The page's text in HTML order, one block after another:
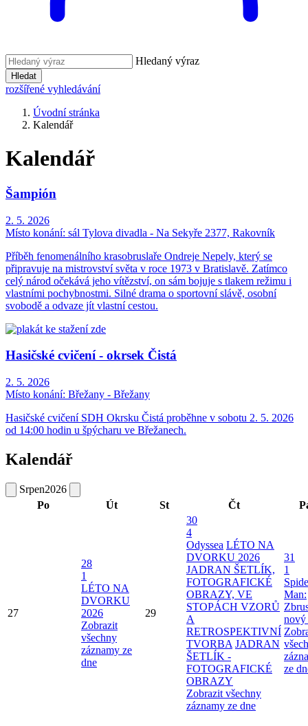
Hledaný výraz
Hledat
rozšířené vyhledávání
Úvodní stránka
Kalendář
Kalendář
Šampión
2. 5. 2026
Místo konání: sál Tylova divadla - Na Sekyře 2377, Rakovník
Příběh fenomenálního krasobruslaře Ondreje Nepely, který se
připravuje na mistrovství světa v roce 1973 v Bratislavě. Zatímco
celý národ očekává jeho vítězství, on sám bojuje s tlakem režimu i
vlastními pochybnostmi. Silné drama o sportovní slávě, osobní
svobodě a odvaze jít vlastní cestou.
Hasičské cvičení - okrsek Čistá
2. 5. 2026
Místo konání: Břežany - Břežany
Hasičské cvičení SDH Okrsku Čistá proběhne v sobotu 2. 5. 2026
od 14:00 hodin u špýcharu ve Břežanech.
Kalendář
Srpen2026
Po
Út St Čt
27
28
1
LÉTO NA
DVORKU
2026
Zobrazit
všechny
záznamy ze
dne
29
30
4
Odyssea LÉTO NA
DVORKU 2026
JADRAN ŠETLÍK,
FOTOGRAFICKÉ
OBRAZY, VE
STOPÁCH VZORŮ
A
RETROSPEKTIVNÍ
TVORBA JADRAN
ŠETLÍK -
FOTOGRAFICKÉ
OBRAZY
Zobrazit všechny
záznamy ze dne
31
1
Man:
nový
ze